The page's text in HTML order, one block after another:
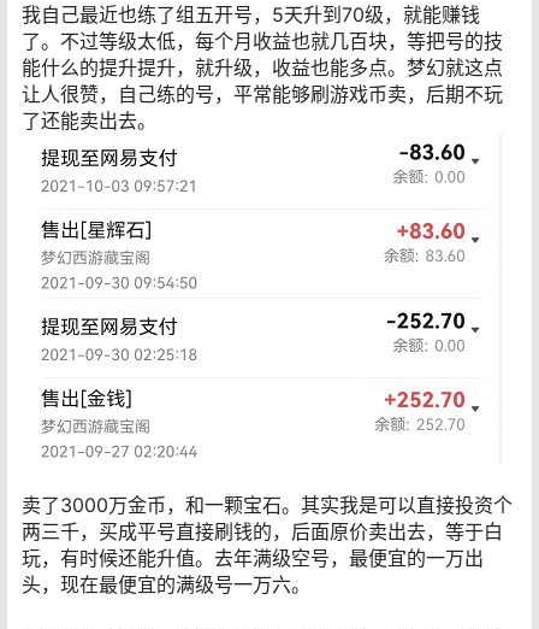
我自己最近也练了组五开号，5天升到70级，就能赚钱
了。不过等级太低，每个月收益也就几百块，等把号的技
能什么的提升提升，就升级，收益也能多点。梦幻就这点
让人很赞，自己练的号，平常能够刷游戏币卖，后期不玩
了还能卖出去。
卖了3000万金币，和一颗宝石。其实我是可以直接投资个
两三千，买成平号直接刷钱的，后面原价卖出去，等于白
玩，有时候还能升值。去年满级空号，最便宜的一万出
头，现在最便宜的满级号一万六。